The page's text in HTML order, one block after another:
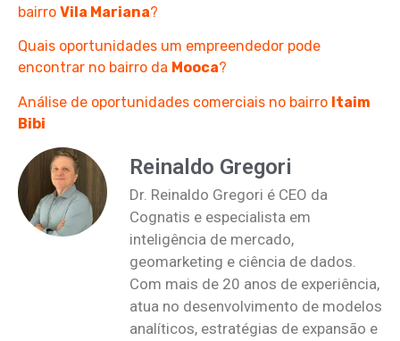
bairro Vila Mariana?
Quais oportunidades um empreendedor pode
encontrar no bairro da Mooca?
Análise de oportunidades comerciais no bairro Itaim
Bibi
Reinaldo Gregori
Dr. Reinaldo Gregori é CEO da
Cognatis e especialista em
inteligência de mercado,
geomarketing e ciência de dados.
Com mais de 20 anos de experiência,
atua no desenvolvimento de modelos
analíticos, estratégias de expansão e